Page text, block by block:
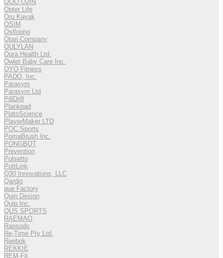
OOO O2IN
Opter Life
Oru Kayak
OSIM
Ostloong
Otari Company
OULYLAN
Oura Health Ltd.
Owlet Baby Care Inc.
OYO Fitness
PADO, Inc.
Parasym
Parasym Ltd
PillDrill
Plankpad
PlatoScience
PlayerMaker LTD
POC Sports
PomaBrush Inc.
PONGBOT
Prevention
Pulsetto
PuttLink
Q30 Innovations, LLC
Qardio
que Factory
Quin Design
Quip Inc.
QUS SPORTS
RAEMAO
Rapsodo
Re-Time Pty Ltd.
Reebok
REKKIE
REM-Fit